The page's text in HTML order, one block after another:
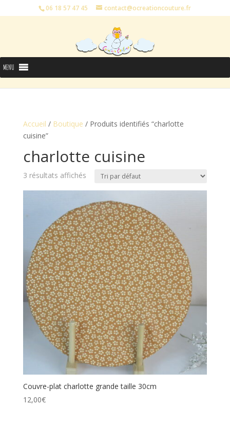
06 18 57 47 45 contact@ocreationcouture.fr
MENU
Accueil / Boutique / Produits identifiés “charlotte
cuisine”
charlotte cuisine
3 résultats affichés
Couvre-plat charlotte grande taille 30cm
12,00€